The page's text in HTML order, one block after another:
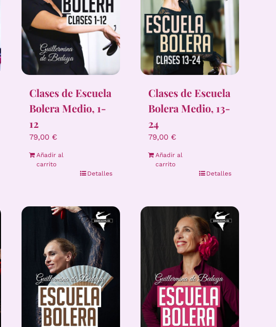
Clases de Escuela
Bolera Medio, 1-
12
79,00 €
Añadir al
carrito
Detalles
Clases de Escuela
Bolera Medio, 13-
24
79,00 €
Añadir al
carrito
Detalles